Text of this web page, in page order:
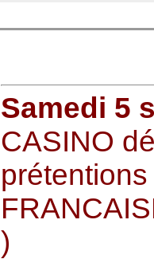
Samedi 5
CASINO
)